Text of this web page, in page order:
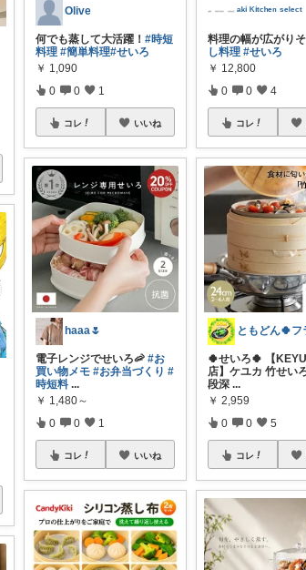
Olive
何でも蒸して大活躍！#時短
料理 #簡単料理#せいろ
￥ 1,090
0 0 1
コレ いいね
haaa🌷
電子レンジでせいろ🦐#お
買い物メモ #お弁当づくり #
時短料 ...
￥ 1,480～
0 0 1
コレ いいね
ᵃᵏⁱ ᴷⁱᵗᶜʰᵉⁿ ˢᵉˡᵉᶜᵗ
料理の幅が広がり
し料理 #せいろ
￥ 12,800
0 0 4
コレ
🍀せいろ🍀 【
店】ケユカ 竹せい
段深 ...
￥ 2,959
0 0 5
コレ